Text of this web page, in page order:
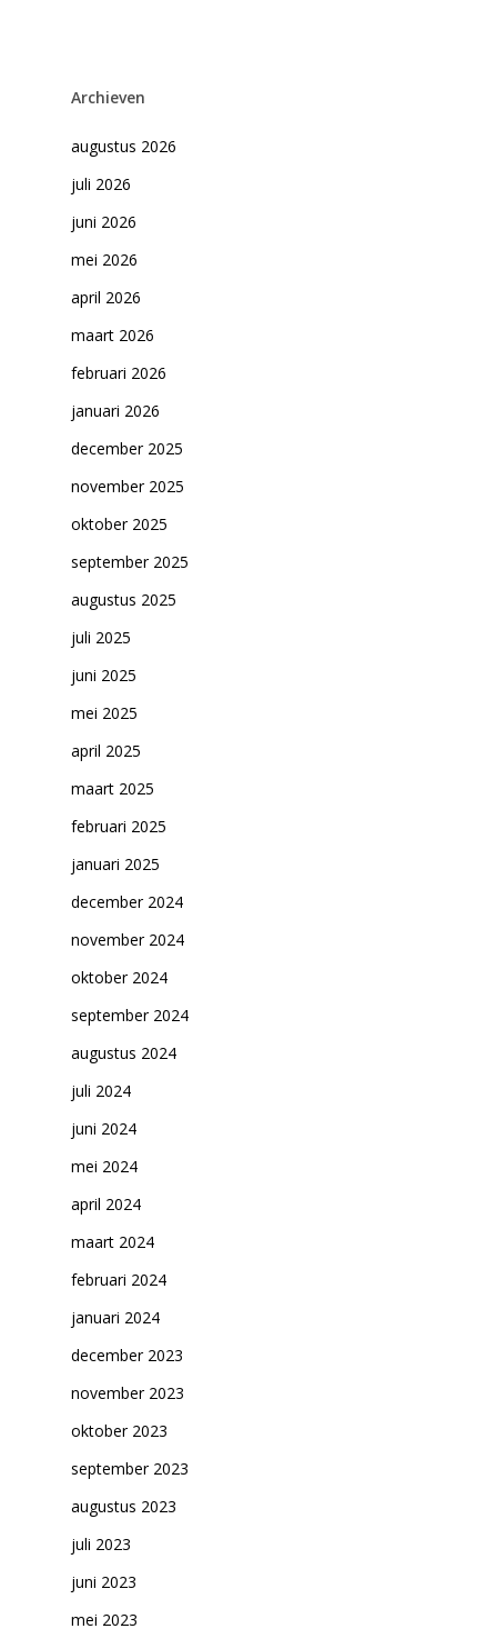
Archieven
augustus 2026
juli 2026
juni 2026
mei 2026
april 2026
maart 2026
februari 2026
januari 2026
december 2025
november 2025
oktober 2025
september 2025
augustus 2025
juli 2025
juni 2025
mei 2025
april 2025
maart 2025
februari 2025
januari 2025
december 2024
november 2024
oktober 2024
september 2024
augustus 2024
juli 2024
juni 2024
mei 2024
april 2024
maart 2024
februari 2024
januari 2024
december 2023
november 2023
oktober 2023
september 2023
augustus 2023
juli 2023
juni 2023
mei 2023